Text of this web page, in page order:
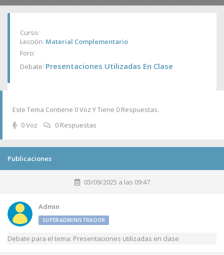
Curso:
Lección: Material Complementario
Foro:
Debate: Presentaciones Utilizadas En Clase
Este Tema Contiene 0 Voz Y Tiene 0 Respuestas.
0 Voz
0 Respuestas
Publicaciones
03/09/2025 a las 09:47
Admin
SUPERADMINISTRADOR
Debate para el tema: Presentaciones utilizadas en clase